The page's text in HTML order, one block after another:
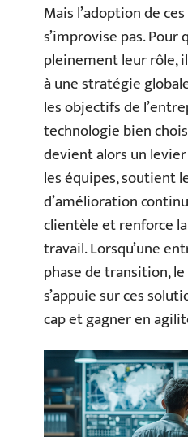
Mais l’adoption de
s’improvise pas. Pour
pleinement leur rôle,
à une stratégie
les objectifs de
technologie bien
devient alors un
les équipes, soutient
d’amélioration
clientèle et renforce
travail. Lorsqu’une
phase de transition,
s’appuie sur ces
cap et gagner en